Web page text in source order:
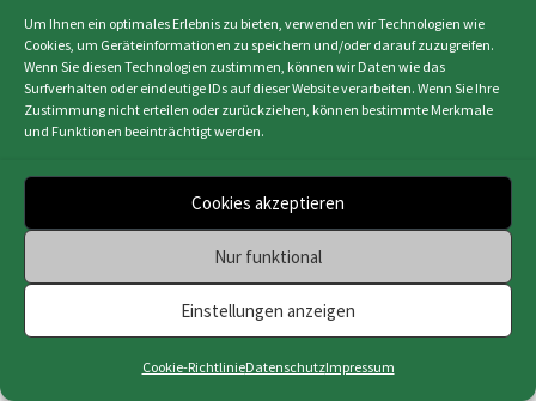
Um Ihnen ein optimales Erlebnis zu bieten, verwenden wir Technologien wie
Cookies, um Geräteinformationen zu speichern und/oder darauf zuzugreifen.
Wenn Sie diesen Technologien zustimmen, können wir Daten wie das
Surfverhalten oder eindeutige IDs auf dieser Website verarbeiten. Wenn Sie Ihre
Zustimmung nicht erteilen oder zurückziehen, können bestimmte Merkmale
und Funktionen beeinträchtigt werden.
Cookies akzeptieren
Nur funktional
Einstellungen anzeigen
Cookie-RichtlinieDatenschutzImpressum
(EU)|Webdesign & Programmierung | HMF-IT
Osnabrück